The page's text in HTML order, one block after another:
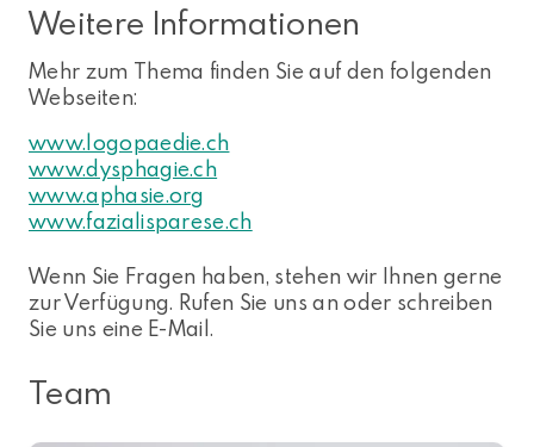
Weitere Informationen
Mehr zum Thema finden Sie auf den folgenden
Webseiten:
www.logopaedie.ch
www.dysphagie.ch
www.aphasie.org
www.fazialisparese.ch
Wenn Sie Fragen haben, stehen wir Ihnen gerne
zur Verfügung. Rufen Sie uns an oder schreiben
Sie uns eine E-Mail.
Team